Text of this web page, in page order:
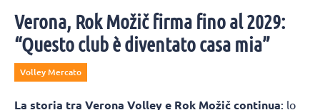
Verona, Rok Možič firma fino al 2029:
“Questo club è diventato casa mia”
Volley Mercato
La storia tra Verona Volley e Rok Možič continua: lo